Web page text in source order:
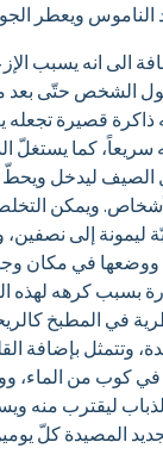
الناموس ويعطر
الى انه يسبب
الشخص حتّى بعد
ذاكرة قصيرة تجعله
كما يستغلّ
الصيف ليدخل ويحطّ
ويمكن
ليمونة إلى
ووضعها في مكان
بسبب كرهه لهذه
في المطبخ
وتتمثل بإضافة
كوب من الماء،
ليقترب منه
المصيدة كلّ